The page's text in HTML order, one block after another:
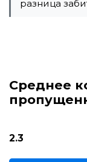
разница
Среднее
2.3